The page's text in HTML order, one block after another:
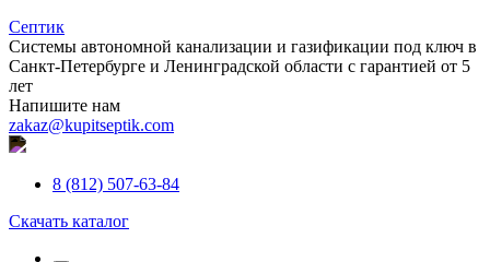
Септик
Системы автономной канализации и газификации под ключ в
Санкт-Петербурге и Ленинградской области с гарантией от 5
лет
Напишите нам
zakaz@kupitseptik.com
8 (812) 507-63-84
Скачать каталог